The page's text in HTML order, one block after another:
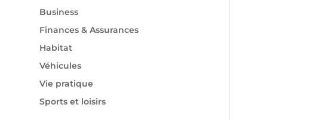
Business
Finances & Assurances
Habitat
Véhicules
Vie pratique
Sports et loisirs